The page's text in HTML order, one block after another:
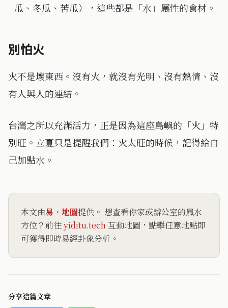
瓜、冬瓜、苦瓜），這些都是「水」屬性的食材。
別怕火
火不是壞東西。沒有火，就沒有光明、沒有熱情、沒
有人與人的連結。
台灣之所以充滿活力，正是因為這座島嶼的「火」特
別旺。立夏只是提醒我們：火太旺的時候，記得給自
己加點水。
本文由易．地圖提供。 想查看你家或辦公室的風水
方位？前往yiditu.tech 互動地圖，點擊任意地點即
可獲得即時易經卦象分析。
分享這篇文章